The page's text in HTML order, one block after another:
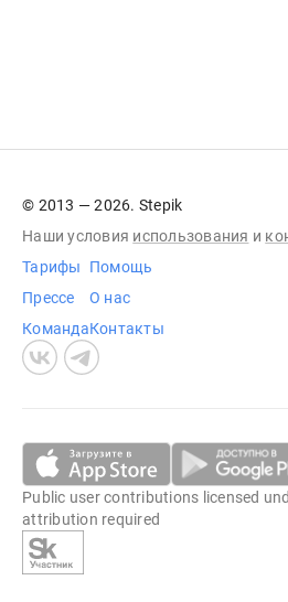
© 2013 — 2026. Stepik
Наши условия использования и
Тарифы
Прессе
Команда
Помощь
О нас
Контакты
Public user contributions licensed
attribution required